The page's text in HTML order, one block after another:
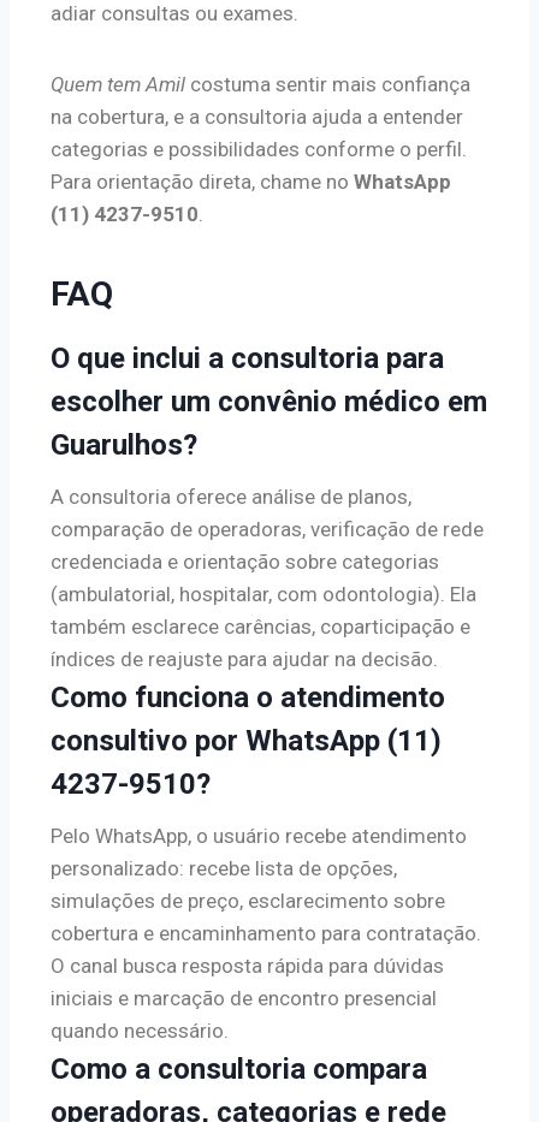
adiar consultas ou exames.
Quem tem Amil costuma sentir mais confiança
na cobertura, e a consultoria ajuda a entender
categorias e possibilidades conforme o perfil.
Para orientação direta, chame no WhatsApp
(11) 4237-9510.
FAQ
O que inclui a consultoria para
escolher um convênio médico em
Guarulhos?
A consultoria oferece análise de planos,
comparação de operadoras, verificação de rede
credenciada e orientação sobre categorias
(ambulatorial, hospitalar, com odontologia). Ela
também esclarece carências, coparticipação e
índices de reajuste para ajudar na decisão.
Como funciona o atendimento
consultivo por WhatsApp (11)
4237-9510?
Pelo WhatsApp, o usuário recebe atendimento
personalizado: recebe lista de opções,
simulações de preço, esclarecimento sobre
cobertura e encaminhamento para contratação.
O canal busca resposta rápida para dúvidas
iniciais e marcação de encontro presencial
quando necessário.
Como a consultoria compara
operadoras, categorias e rede